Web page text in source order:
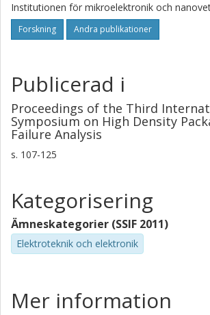
Institutionen för mikroelektronik och
Forskning Andra publikationer
Publicerad i
Proceedings of the Third
Symposium on High Density
Failure Analysis
s. 107-125
Kategorisering
Ämneskategorier (SSIF 2011)
Elektroteknik och elektronik
Mer information